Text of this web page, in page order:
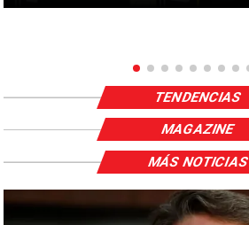
TENDENCIAS
MAGAZINE
MÁS NOTICIAS